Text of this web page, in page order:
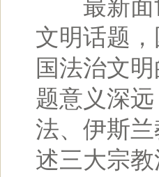
最新面世
文明话题
国法治文
题意义深
法、伊斯
述三大宗